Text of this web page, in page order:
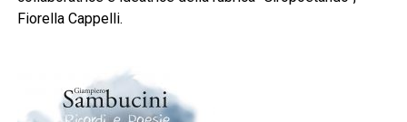
Fiorella Cappelli.